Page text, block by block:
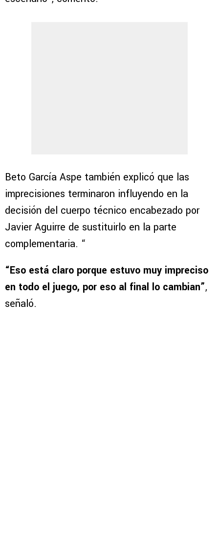
Beto García Aspe también explicó que las
imprecisiones terminaron influyendo en la
decisión del cuerpo técnico encabezado por
Javier Aguirre de sustituirlo en la parte
complementaria. “
“Eso está claro porque estuvo muy impreciso
en todo el juego, por eso al final lo cambian”,
señaló.